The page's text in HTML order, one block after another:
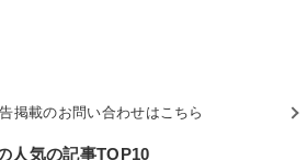
掲載のお問い合わせはこちら
人気の記事TOP10